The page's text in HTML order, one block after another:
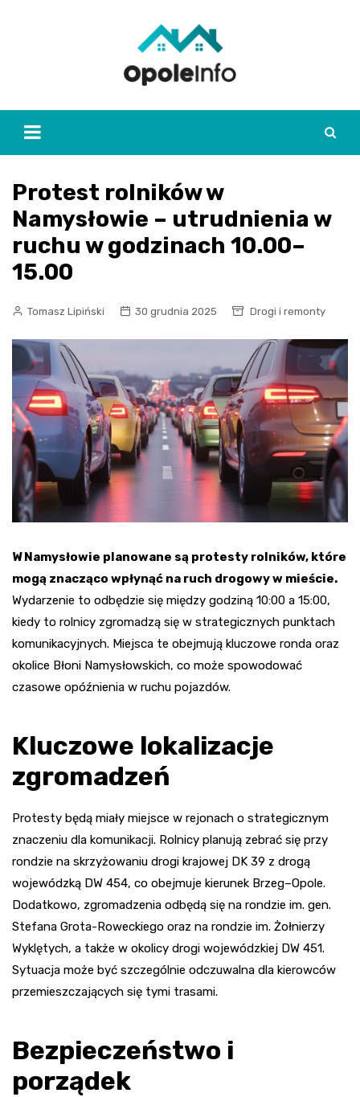
Protest rolników w
Namysłowie – utrudnienia w
ruchu w godzinach 10.00–
15.00
Tomasz Lipiński 30 grudnia 2025 Drogi i remonty
W Namysłowie planowane są protesty rolników, które
mogą znacząco wpłynąć na ruch drogowy w mieście.
Wydarzenie to odbędzie się między godziną 10:00 a 15:00,
kiedy to rolnicy zgromadzą się w strategicznych punktach
komunikacyjnych. Miejsca te obejmują kluczowe ronda oraz
okolice Błoni Namysłowskich, co może spowodować
czasowe opóźnienia w ruchu pojazdów.
Kluczowe lokalizacje
zgromadzeń
Protesty będą miały miejsce w rejonach o strategicznym
znaczeniu dla komunikacji. Rolnicy planują zebrać się przy
rondzie na skrzyżowaniu drogi krajowej DK 39 z drogą
wojewódzką DW 454, co obejmuje kierunek Brzeg–Opole.
Dodatkowo, zgromadzenia odbędą się na rondzie im. gen.
Stefana Grota-Roweckiego oraz na rondzie im. Żołnierzy
Wyklętych, a także w okolicy drogi wojewódzkiej DW 451.
Sytuacja może być szczególnie odczuwalna dla kierowców
przemieszczających się tymi trasami.
Bezpieczeństwo i
porządek